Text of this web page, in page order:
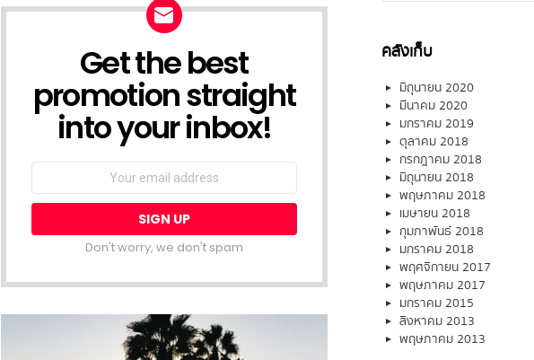
NEWSLETTER
Get the best
promotion straight
into your inbox!
Email
Don't worry, we don't spam
คลังเก็บ
มิถุนายน 2020
มีนาคม 2020
มกราคม 2019
ตุลาคม 2018
กรกฎาคม 2018
มิถุนายน 2018
พฤษภาคม 2018
เมษายน 2018
กุมภาพันธ์ 2018
มกราคม 2018
พฤศจิกายน 2017
พฤษภาคม 2017
มกราคม 2015
สิงหาคม 2013
พฤษภาคม 2013